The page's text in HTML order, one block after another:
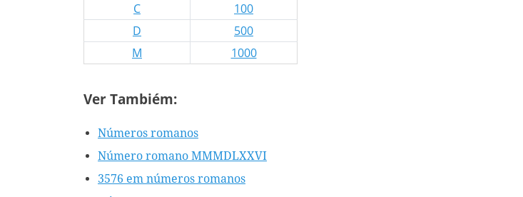
C
100
D
500
M
1000
Ver Tambiém:
Números romanos
Número romano MMMDLXXVI
3576 em números romanos